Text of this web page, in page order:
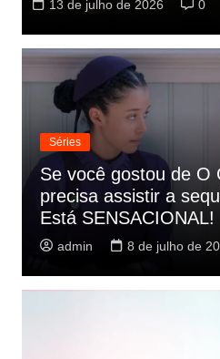
admin 9 de julho de
Séries
Se você gostou de O
precisa assistir a
Está SENSACIONAL!
admin 8 de julho de